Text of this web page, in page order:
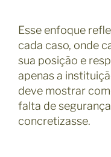
Esse enfoque
cada caso, onde
sua posição e
apenas a
deve mostrar
falta de
concretizasse.